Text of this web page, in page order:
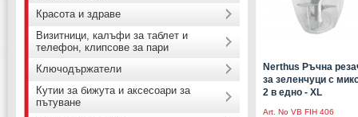
Nerthus Ръчна
за зеленчуци с
2 в едно - XL
Art. No VB FIH 406
Красота и здраве
Визитници, калъфи за таблет и
телефон, клипсове за пари
Ключодържатели
Кутии за бижута и аксесоари за
пътуване